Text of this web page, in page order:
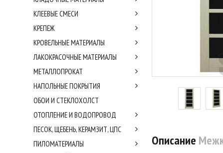
Описание
КЛЕЕВЫЕ СМЕСИ
КРЕПЕЖ
КРОВЕЛЬНЫЕ МАТЕРИАЛЫ
ЛАКОКРАСОЧНЫЕ МАТЕРИАЛЫ
МЕТАЛЛОПРОКАТ
НАПОЛЬНЫЕ ПОКРЫТИЯ
ОБОИ И СТЕКЛОХОЛСТ
ОТОПЛЕНИЕ И ВОДОПРОВОД
ПЕСОК, ЩЕБЕНЬ, КЕРАМЗИТ, ЦПС
ПИЛОМАТЕРИАЛЫ